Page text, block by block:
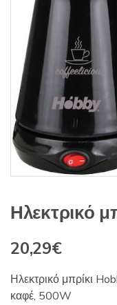
Ηλεκτρικό
20,29€
Ηλεκτρικό μπρίκι
καφέ, 500W